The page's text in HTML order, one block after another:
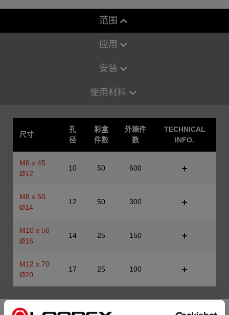
范围
应用
安装
使用材料
尺寸
孔
径
彩盒
件数
外箱件
数
TECHNICAL
INFO.
M6 x 45
Ø12
10 50 600
M8 x 50
Ø14
12 50 300
M10 x 56
Ø16
14 25 150
M12 x 70
Ø20
17 25 100